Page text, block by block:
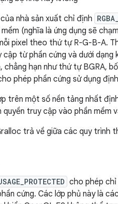
nhà sản xuất chỉ định
(nghĩa là ứng dụng sẽ
pixel theo thứ tự R-G-B-A.
từ phần cứng và dưới
chẳng hạn như thứ tự BGRA,
phép phần cứng sử dụng
trên một số nền tảng nhất
quyền truy cập vào phần mềm
trả về giữa các quy trình
cho phép
cứng. Các lớp phủ này là